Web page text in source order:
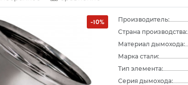
-10% Производитель:
Страна производства:
Материал дымохода:
Марка стали:
Тип элемента:
Серия дымохода: